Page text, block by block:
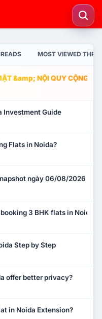
MOST VIEWED
&amp; NỘI QUY CỘNG
Investment Guide
Flats in Noida?
ngày 06/08/2026
3 BHK flats in Noida?
Step by Step
offer better privacy?
in Noida Extension?